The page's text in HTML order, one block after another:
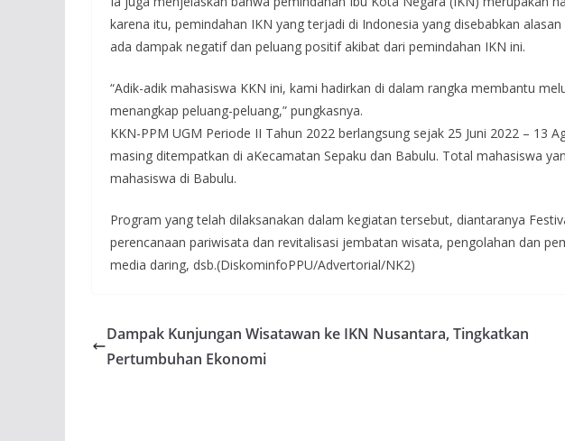
karena itu, pemindahan IKN yang terjadi di Indonesia yang disebabkan
ada dampak negatif dan peluang positif akibat dari pemindahan IKN ini.
“Adik-adik mahasiswa KKN ini, kami hadirkan di dalam rangka membantu
menangkap peluang-peluang,” pungkasnya.
KKN-PPM UGM Periode II Tahun 2022 berlangsung sejak 25 Juni 2022 – 13
masing ditempatkan di aKecamatan Sepaku dan Babulu. Total mahasiswa
mahasiswa di Babulu.
Program yang telah dilaksanakan dalam kegiatan tersebut, diantaranya
perencanaan pariwisata dan revitalisasi jembatan wisata, pengolahan dan
media daring, dsb.(DiskominfoPPU/Advertorial/NK2)
Dampak Kunjungan Wisatawan ke IKN Nusantara, Tingkatkan
Pertumbuhan Ekonomi